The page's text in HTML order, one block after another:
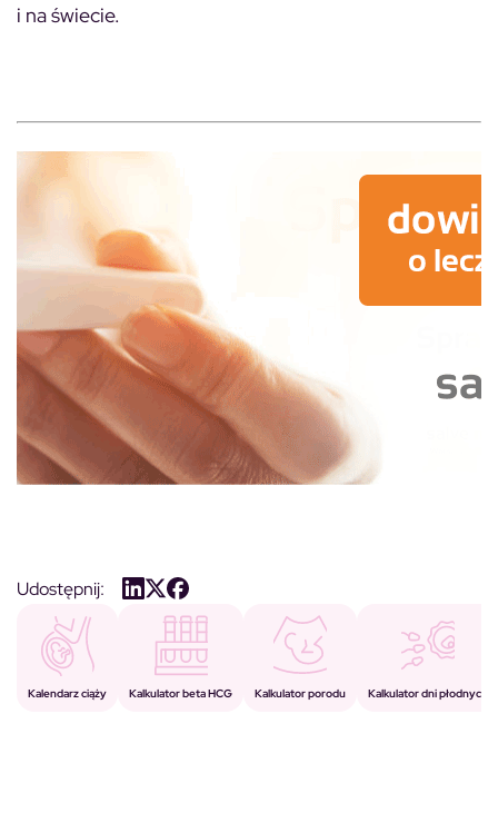
i na świecie.
Udostępnij:
Kalendarz ciąży Kalkulator beta HCG Kalkulator porodu Kalkulator dni płodnych